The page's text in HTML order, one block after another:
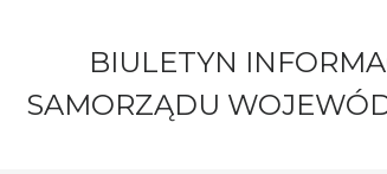
BIULETYN
SAMORZĄDU